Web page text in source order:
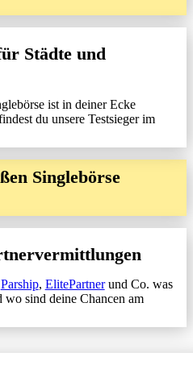
Städte und
ist in deiner Ecke
du unsere Testsieger im
Singlebörse
Parship, ElitePartnerund Co. was
wo sind deine Chancen am